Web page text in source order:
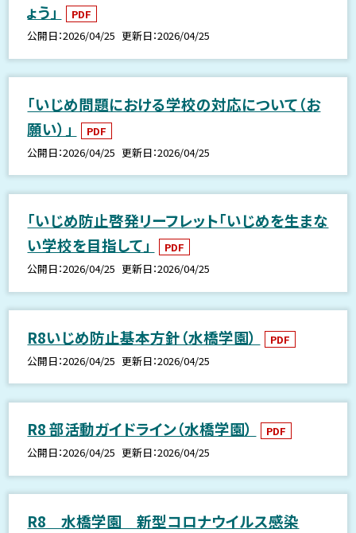
ょう」
PDF
公開日 2026/04/25 更新日 2026/04/25
「いじめ問題における学校の対応について（お
願い）」
PDF
公開日 2026/04/25 更新日 2026/04/25
「いじめ防止啓発リーフレット「いじめを生まな
い学校を目指して」
PDF
公開日 2026/04/25 更新日 2026/04/25
R8いじめ防止基本方針（水橋学園）
PDF
公開日 2026/04/25 更新日 2026/04/25
R8 部活動ガイドライン（水橋学園）
PDF
公開日 2026/04/25 更新日 2026/04/25
R8 水橋学園 新型コロナウイルス感染